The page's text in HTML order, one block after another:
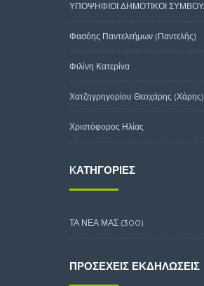
ΥΠΟΨΗΦΙΟΙ ΔΗΜΟΤΙΚΟΙ
Φασόης Παντελεήμων (Παντελής)
Φιλίνη Κατερίνα
Χατζηγρηγορίου Θεοχάρης (Χάρης)
Χριστόφορος Ηλίας
KΑΤΗΓΟΡΊΕΣ
ΤΑ ΝΕΑ ΜΑΣ (300)
ΠΡΟΣΕΧΕΊΣ ΕΚΔΗΛΏΣΕΙΣ